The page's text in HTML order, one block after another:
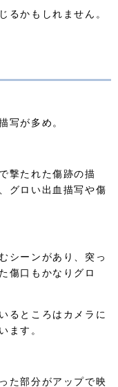
るかもしれません。
写が多め。
撃たれた傷跡の描
グロい出血描写や傷
シーンがあり、突っ
傷口もかなりグロ
るところはカメラに
ます。
た部分がアップで映